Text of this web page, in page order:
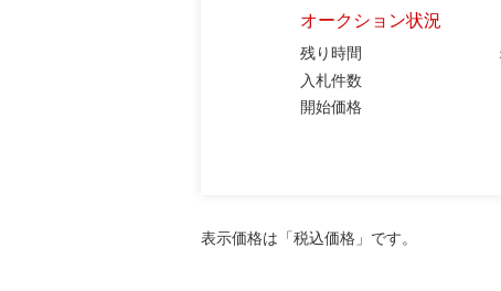
オークション状況
残り時間
入札件数
開始価格
表示価格は「税込価格」です。